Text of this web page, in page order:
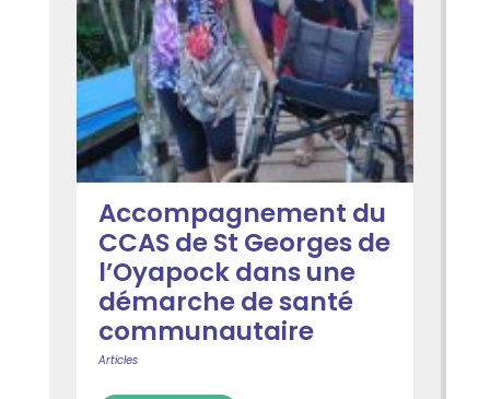
Accompagnement du
CCAS de St Georges de
l’Oyapock dans une
démarche de santé
communautaire
Articles